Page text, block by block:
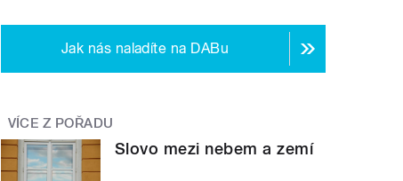
Jak nás naladíte na DABu
VÍCE Z POŘADU
Slovo mezi nebem a zemí